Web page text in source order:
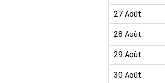
27 Août
28 Août
29 Août
30 Août